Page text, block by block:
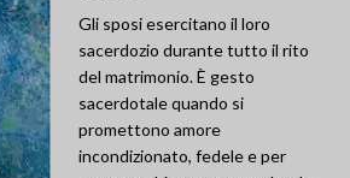
Gli sposi esercitano il loro
sacerdozio durante tutto il rito
del matrimonio. È gesto
sacerdotale quando si
promettono amore
incondizionato, fedele e per